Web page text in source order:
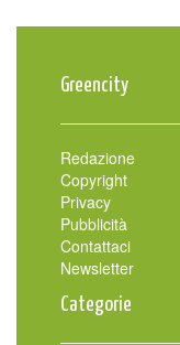
Greencity
Redazione
Copyright
Privacy
Pubblicità
Contattaci
Newsletter
Categorie